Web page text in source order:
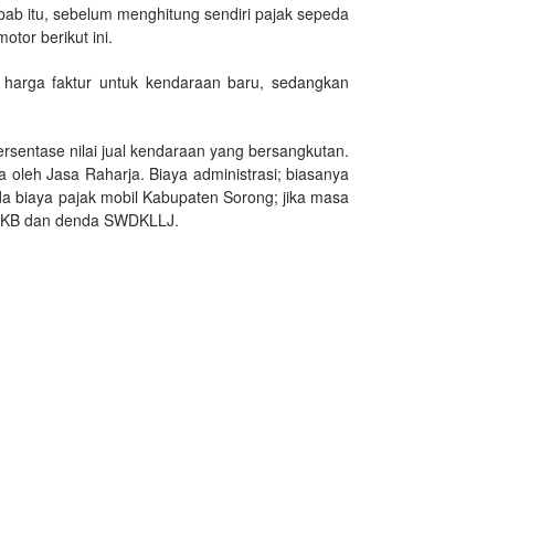
itu, sebelum menghitung sendiri pajak sepeda
berikut ini.
faktur untuk kendaraan baru, sedangkan
nilai jual kendaraan yang bersangkutan.
Jasa Raharja. Biaya administrasi; biasanya
biaya pajak mobil Kabupaten Sorong; jika masa
dan denda SWDKLLJ.